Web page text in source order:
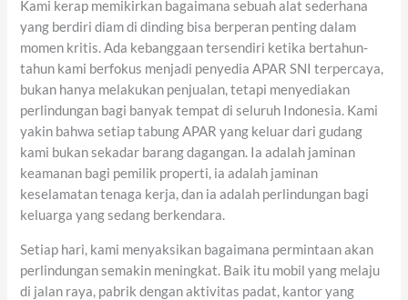
Kami kerap memikirkan bagaimana sebuah alat sederhana
yang berdiri diam di dinding bisa berperan penting dalam
momen kritis. Ada kebanggaan tersendiri ketika bertahun-
tahun kami berfokus menjadi penyedia APAR SNI terpercaya,
bukan hanya melakukan penjualan, tetapi menyediakan
perlindungan bagi banyak tempat di seluruh Indonesia. Kami
yakin bahwa setiap tabung APAR yang keluar dari gudang
kami bukan sekadar barang dagangan. Ia adalah jaminan
keamanan bagi pemilik properti, ia adalah jaminan
keselamatan tenaga kerja, dan ia adalah perlindungan bagi
keluarga yang sedang berkendara.
Setiap hari, kami menyaksikan bagaimana permintaan akan
perlindungan semakin meningkat. Baik itu mobil yang melaju
di jalan raya, pabrik dengan aktivitas padat, kantor yang